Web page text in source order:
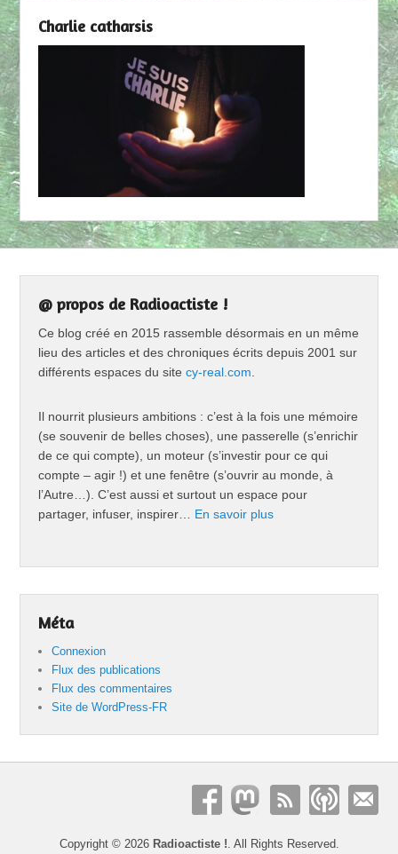
Charlie catharsis
@ propos de Radioactiste !
Ce blog créé en 2015 rassemble désormais en un même
lieu des articles et des chroniques écrits depuis 2001 sur
différents espaces du sitecy-real.com
Il nourrit plusieurs ambitions : c’est à la fois une mémoire
(se souvenir de belles choses), une passerelle (s’enrichir
de ce qui compte), un moteur (s’investir pour ce qui
compte – agir !) et une fenêtre (s’ouvrir au monde, à
l’Autre…). C’est aussi et surtout un espace pour
partager, infuser, inspirer… En savoir plus
Méta
Connexion
Flux des publications
Flux des commentaires
Site de WordPress-FR
Copyright © 2026 Radioactiste ! . All Rights Reserved.